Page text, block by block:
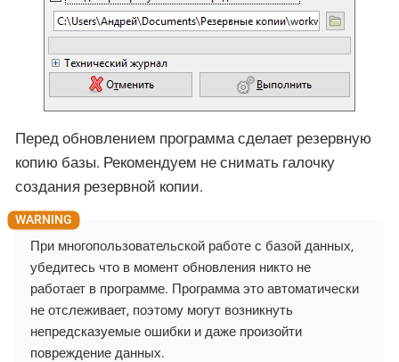
Перед обновлением программа сделает резервную
копию базы. Рекомендуем не снимать галочку
создания резервной копии.
При многопользовательской работе с базой данных,
убедитесь что в момент обновления никто не
работает в программе. Программа это автоматически
не отслеживает, поэтому могут возникнуть
непредсказуемые ошибки и даже произойти
повреждение данных.